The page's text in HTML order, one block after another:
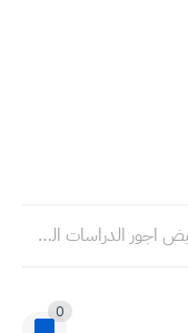
التعليم العالي تخفيض اجور الدراسات العليا الجامعات الحكومية وتعيين اصحاب...
0